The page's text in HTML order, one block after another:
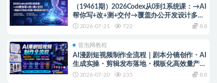
（19461期）2026Codex从0到1系统课：→AI
帮你写+改+测+交付→覆盖办公开发设计多场
景→解锁高效AI生产力
2026-07-21 722 8.8
冒泡网教程
AI漫剧短视频制作全流程｜剧本分镜创作・AI
生成实操・剪辑发布落地・模板化高效量产，
零基础手把手实战课
2026-07-20 235 8.8